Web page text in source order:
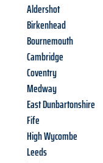
Aldershot
Birkenhead
Bournemouth
Cambridge
Coventry
Medway
East Dunbartonshire
Fife
High Wycombe
Leeds